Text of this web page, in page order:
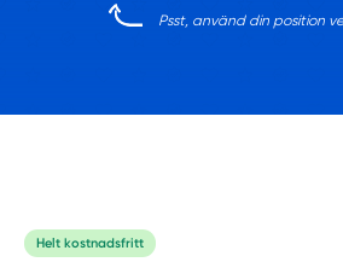
Psst, använd din position
Helt kostnadsfritt